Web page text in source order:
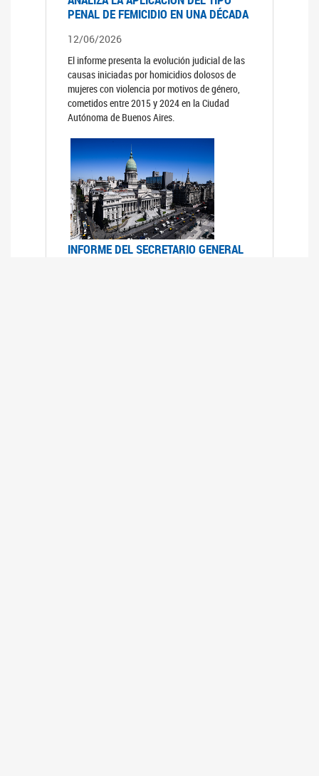
PENAL DE FEMICIDIO EN UNA DÉCADA
12/06/2026
El informe presenta la evolución judicial de las
causas iniciadas por homicidios dolosos de
mujeres con violencia por motivos de género,
cometidos entre 2015 y 2024 en la Ciudad
Autónoma de Buenos Aires.
INFORME DEL SECRETARIO GENERAL